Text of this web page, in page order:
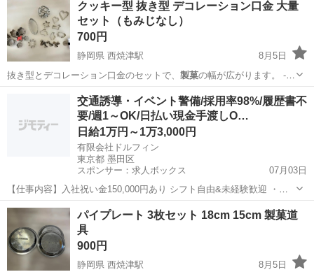
クッキー型 抜き型 デコレーション口金 大量
セット（もみじなし）
700円
静岡県 西焼津駅
8月5日
抜き型とデコレーション口金のセットで、 製菓の幅が広がります。 -
材質: …
西焼津駅 調理器具 デコレーション
交通誘導・イベント警備/採用率98%/履歴書不
要/週1～OK/日払い現金手渡しO…
日給1万円～1万3,000円
有限会社ドルフィン
東京都 墨田区
スポンサー：求人ボックス
07月03日
【仕事内容】入社祝い金150,000円あり シフト自由&未経験歓迎
・直
行直帰OK ・一部車・自転車・バイク通勤OK ・週1～OK ・日払い・
週払いOK、現金手渡しも可能です! <仕事内容> 建築・土木工事現場
で...
アルバイト・パート
パイプレート 3枚セット 18cm 15cm 製菓道
具
900円
静岡県 西焼津駅
8月5日